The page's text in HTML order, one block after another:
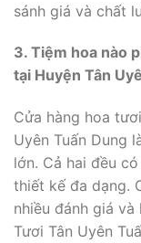
sánh giá và chất
3. Tiệm hoa nào
tại Huyện Tân
Cửa hàng hoa
Uyên Tuấn Dung
lớn. Cả hai đều
thiết kế đa dạng.
nhiều đánh giá
Tươi Tân Uyên